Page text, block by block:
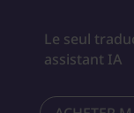
Le seul
assistant IA